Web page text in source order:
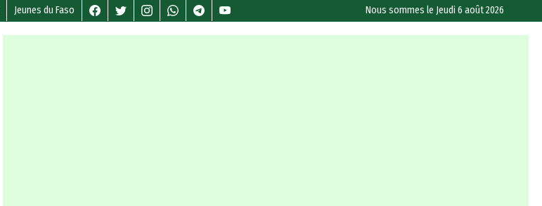
Jeunes du Faso Nous sommes le Jeudi 6 août 2026